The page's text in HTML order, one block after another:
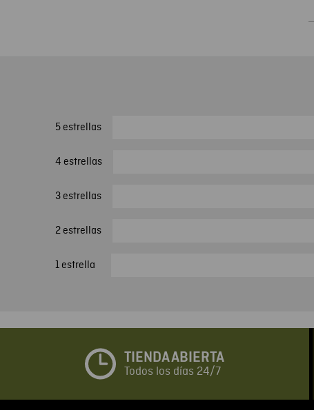
5 estrellas
4 estrellas
3 estrellas
2 estrellas
1 estrella
TIENDA ABIERTA
Todos los días 24/7